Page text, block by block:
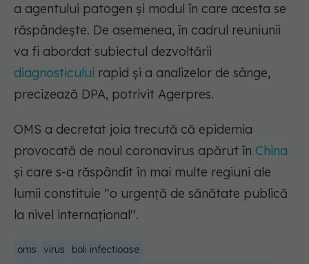
a agentului patogen şi modul în care acesta se
răspândeşte. De asemenea, în cadrul reuniunii
va fi abordat subiectul dezvoltării
diagnosticului rapid şi a analizelor de sânge,
precizează DPA, potrivit Agerpres.
OMS a decretat joia trecută că epidemia
provocată de noul coronavirus apărut în China
şi care s-a răspândit în mai multe regiuni ale
lumii constituie ''o urgenţă de sănătate publică
la nivel internaţional''.
oms virus
boli infectioase